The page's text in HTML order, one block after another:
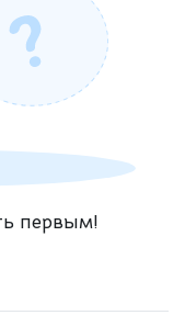
первым!